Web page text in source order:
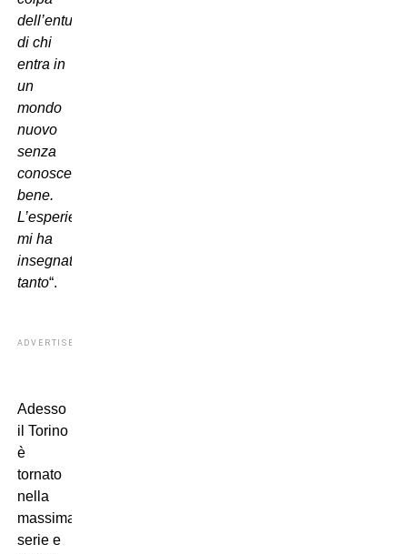
dell’entusiasmo
di chi
entra in
un
mondo
nuovo
senza
conoscerlo
bene.
L’esperienza
mi ha
insegnato
tanto“.
ADVERTISEMENT
Adesso
il Torino
è
tornato
nella
massima
serie e